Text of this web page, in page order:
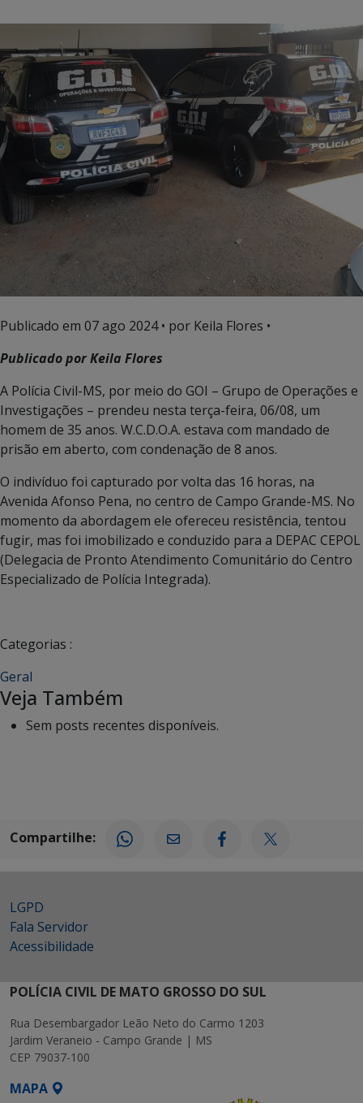
Publicado em 07 ago 2024• por Keila Flores •
Publicado por Keila Flores
A Polícia Civil-MS, por meio do GOI – Grupo de Operações e
Investigações – prendeu nesta terça-feira, 06/08, um
homem de 35 anos. W.C.D.O.A. estava com mandado de
prisão em aberto, com condenação de 8 anos.
O indivíduo foi capturado por volta das 16 horas, na
Avenida Afonso Pena, no centro de Campo Grande-MS. No
momento da abordagem ele ofereceu resistência, tentou
fugir, mas foi imobilizado e conduzido para a DEPAC CEPOL
(Delegacia de Pronto Atendimento Comunitário do Centro
Especializado de Polícia Integrada).
Categorias :
Geral
Veja Também
Sem posts recentes disponíveis.
Compartilhe:
LGPD
Fala Servidor
Acessibilidade
POLÍCIA CIVIL DE MATO GROSSO DO SUL
Rua Desembargador Leão Neto do Carmo 1203
Jardim Veraneio - Campo Grande | MS
CEP 79037-100
MAPA